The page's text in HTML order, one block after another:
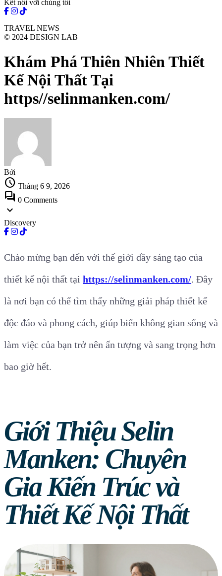
Kết nối với chúng tôi
TRAVEL NEWS
© 2024 DESIGN LAB
Khám Phá Thiên Nhiên Thiết
Kế Nội Thất Tại
https//selinmanken.com/
Bởi
schedule Tháng 6 9, 2026
forum 0 Comments
expand_more
Discovery
Chào mừng bạn đến với thế giới đầy sáng tạo của
thiết kế nội thất tại https://selinmanken.com/. Đây
là nơi bạn có thể tìm thấy những giải pháp thiết kế
độc đáo và phong cách, giúp biến không gian sống và
làm việc của bạn trở nên ấn tượng và sang trọng hơn
bao giờ hết.
Giới Thiệu Selin
Manken: Chuyên
Gia Kiến Trúc và
Thiết Kế Nội Thất